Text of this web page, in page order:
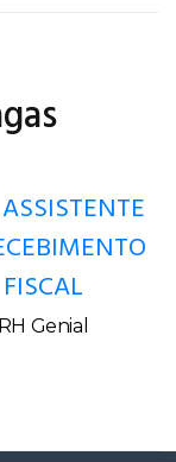
FISCAL
RH Genial